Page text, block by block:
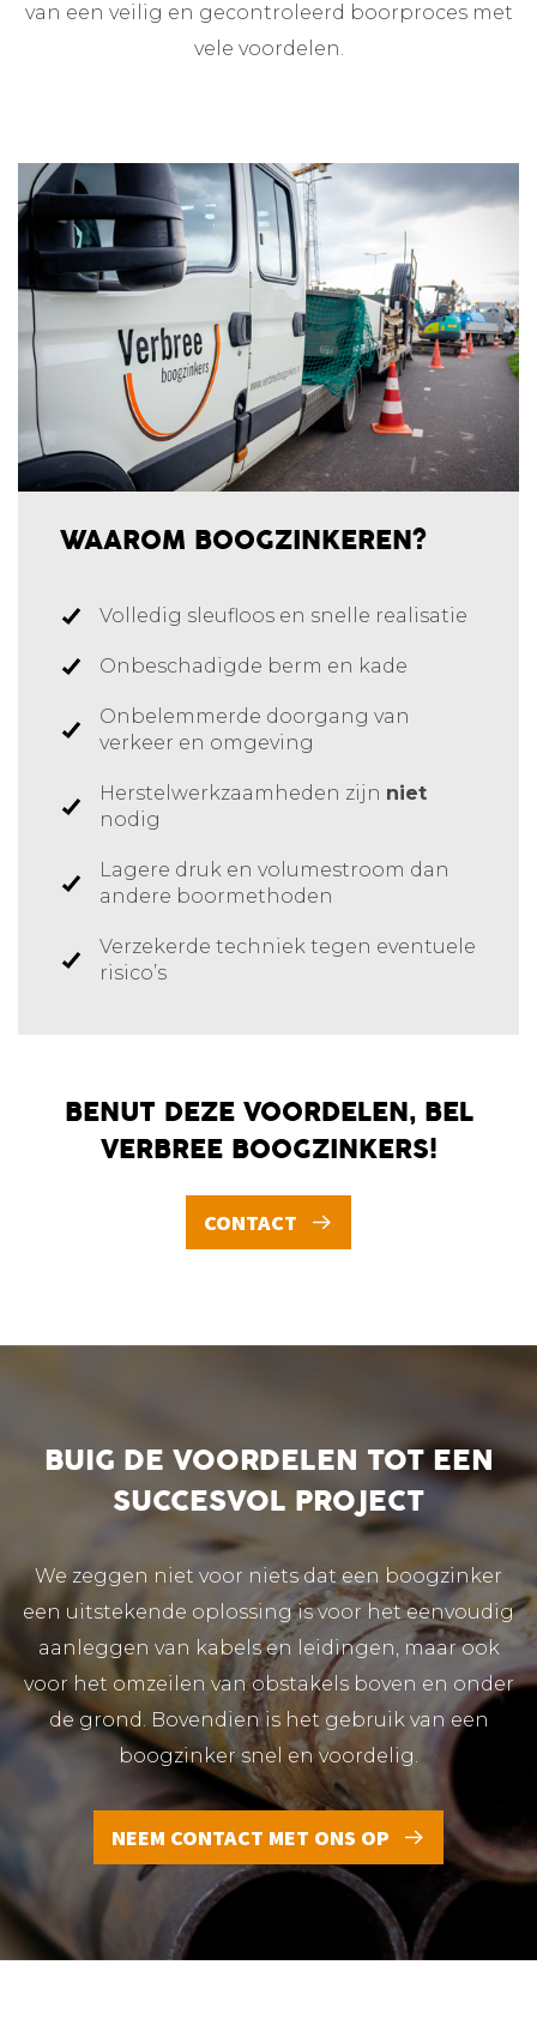
van een veilig en gecontroleerd boorproces met
vele voordelen.
WAAROM BOOGZINKEREN?
Volledig sleufloos en snelle realisatie
Onbeschadigde berm en kade
Onbelemmerde doorgang van
verkeer en omgeving
Herstelwerkzaamheden zijn niet
nodig
Lagere druk en volumestroom dan
andere boormethoden
Verzekerde techniek tegen eventuele
risico’s
BENUT DEZE VOORDELEN, BEL
VERBREE BOOGZINKERS!
CONTACT
BUIG DE VOORDELEN TOT EEN
SUCCESVOL PROJECT
We zeggen niet voor niets dat een boogzinker
een uitstekende oplossing is voor het eenvoudig
aanleggen van kabels en leidingen, maar ook
voor het omzeilen van obstakels boven en onder
de grond. Bovendien is het gebruik van een
boogzinker snel en voordelig.
NEEM CONTACT MET ONS OP